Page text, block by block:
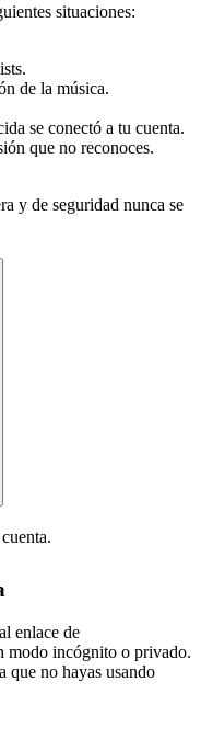
situaciones:
de la música.
se conectó a tu cuenta.
que no reconoces.
y de seguridad nunca se
enlace de
modo incógnito o privado.
que no hayas usando